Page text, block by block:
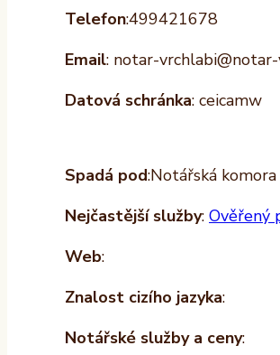
Telefon:499421678
Email: notar-
Datová schránka: ceicamw
Spadá pod:Notářská
Nejčastější služby: Ověřený
Web:
Znalost cizího jazyka:
Notářské služby a ceny: